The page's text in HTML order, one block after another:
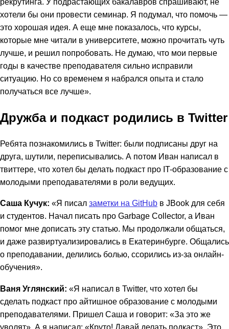
хотели бы они провести семинар. Я подумал, что помочь —
это хорошая идея. А еще мне показалось, что курсы,
которые мне читали в университете, можно прочитать чуть
лучше, и решил попробовать. Не думаю, что мои первые
годы в качестве преподавателя сильно исправили
ситуацию. Но со временем я набрался опыта и стало
получаться все лучше».
Дружба и подкаст родились в Twitter
Ребята познакомились в Twitter: были подписаны друг на
друга, шутили, переписывались. А потом Иван написал в
твиттере, что хотел бы делать подкаст про IT-образование с
молодыми преподавателями в роли ведущих.
Саша Кучук: «Я писал заметки на GitHub в JBook для себя
и студентов. Начал писать про Garbage Collector, а Иван
помог мне дописать эту статью. Мы продолжали общаться,
и даже развиртуализировались в Екатеринбурге. Общались
о преподавании, делились болью, ссорились из-за онлайн-
обучения».
Ваня Углянский: «Я написал в Twitter, что хотел бы
сделать подкаст про айтишное образование с молодыми
преподавателями. Пришел Саша и говорит: «За это же
уволят». А я написал: «Круто! Давай делать подкаст». Это